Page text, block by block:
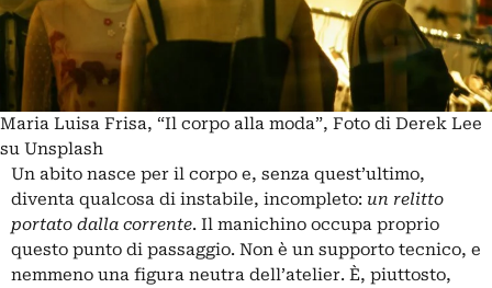
Maria Luisa Frisa, “Il corpo alla moda”, Foto di Derek Lee
su Unsplash
Un abito nasce per il corpo e, senza quest’ultimo,
diventa qualcosa di instabile, incompleto: un relitto
portato dalla corrente. Il manichino occupa proprio
questo punto di passaggio. Non è un supporto tecnico, e
nemmeno una figura neutra dell’atelier. È, piuttosto,